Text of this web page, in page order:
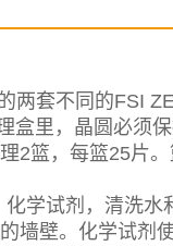
两套不同的FSI
盒里，晶圆必须
2篮，每篮25片
学试剂，清洗水
墙壁。化学试剂